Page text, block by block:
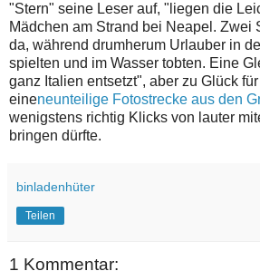
"Stern" seine Leser auf, "liegen die
Mädchen am Strand bei Neapel. Zwei
da, während drumherum Urlauber in
spielten und im Wasser tobten. Eine
ganz Italien entsetzt", aber zu Glück
eineneunteilige Fotostrecke aus den
wenigstens richtig Klicks von lauter
bringen dürfte.
binladenhüter
Teilen
1 Kommentar: